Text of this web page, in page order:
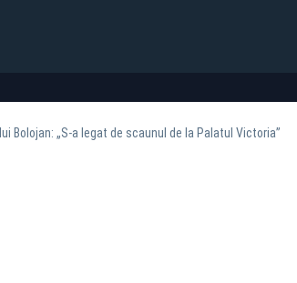
Bolojan: „S-a legat de scaunul de la Palatul Victoria”